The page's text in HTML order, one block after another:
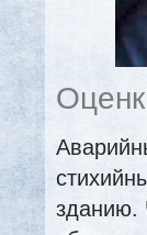
зданию.